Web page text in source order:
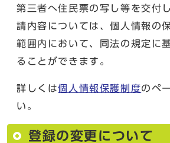
第三者へ住民票の写し等を交付
請内容については、個人情報の
範囲内において、同法の規定に
ることができます。
詳しくは個人情報保護制度のペ
い。
登録の変更について